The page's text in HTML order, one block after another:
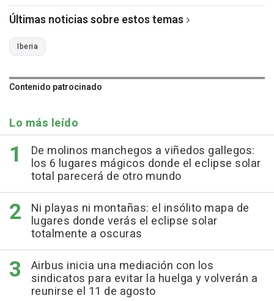
Últimas noticias sobre estos temas
Iberia
Contenido patrocinado
Lo más leído
De molinos manchegos a viñedos gallegos:
los 6 lugares mágicos donde el eclipse solar
total parecerá de otro mundo
Ni playas ni montañas: el insólito mapa de
lugares donde verás el eclipse solar
totalmente a oscuras
Airbus inicia una mediación con los
sindicatos para evitar la huelga y volverán a
reunirse el 11 de agosto